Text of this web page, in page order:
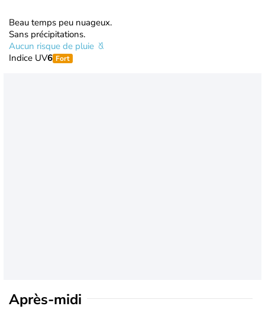
Beau temps peu nuageux.
Sans précipitations.
Aucun risque de pluie
Indice UV6 Fort
Après-midi